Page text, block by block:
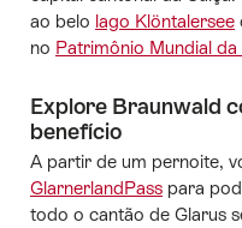
ao belo lago Klöntalersee
no Patrimônio Mundial
Explore Braunwald
benefício
A partir de um pernoite,
GlarnerlandPass para
todo o cantão de Glarus